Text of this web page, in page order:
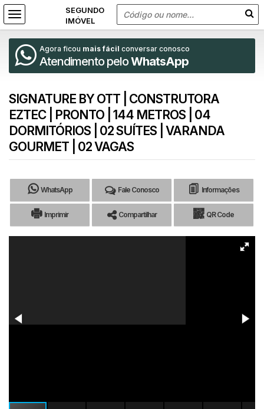
Agora ficou mais fácil conversar conosco
Atendimento peloWhatsApp
SIGNATURE BY OTT | CONSTRUTORA
EZTEC | PRONTO | 144 METROS | 04
DORMITÓRIOS | 02 SUÍTES | VARANDA
GOURMET | 02 VAGAS
WhatsApp Fale Conosco Informações
Imprimir Compartilhar QR Code